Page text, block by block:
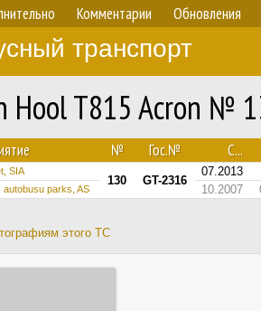
Комментарии Обновления
транспорт
Hool T815 Acron №
№ Гос.№ С...
SIA
130 GT-2316
07.2013
autobusu parks, AS 10.2007
этого ТС